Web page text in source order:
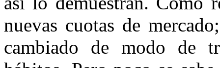
nuevas cuotas de
cambiado de modo de